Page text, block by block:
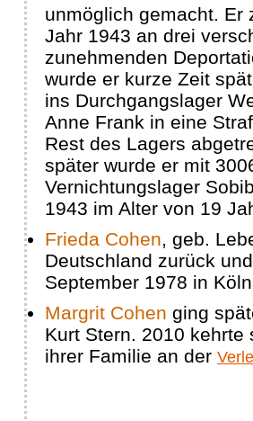
unmöglich gemacht. Er
Jahr 1943 an drei
zunehmenden
wurde er kurze Zeit
ins Durchgangslager
Anne Frank in eine
Rest des Lagers
später wurde er mit
Vernichtungslager
1943 im Alter von 19
Frieda Cohen, geb.
Deutschland zurück
September 1978 in
Margrit Cohen ging
Kurt Stern. 2010
ihrer Familie an der